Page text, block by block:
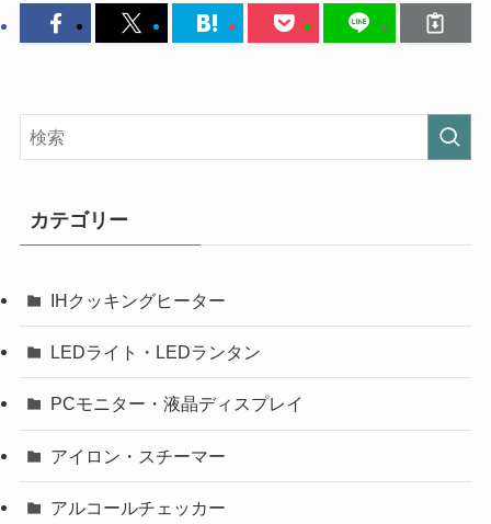
カテゴリー
IHクッキングヒーター
LEDライト・LEDランタン
PCモニター・液晶ディスプレイ
アイロン・スチーマー
アルコールチェッカー